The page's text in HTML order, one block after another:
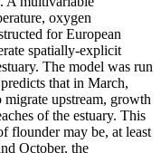
oxygen
for European
spatially-explicit
The model was run
that in March,
upstream, growth
of the estuary. This
flounder may be, at least
October, the